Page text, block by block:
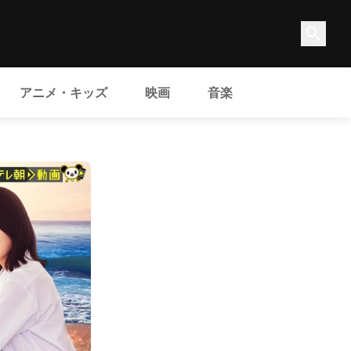
アニメ・キッズ 映画 音楽